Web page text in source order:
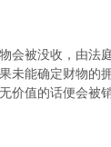
之含义
丧失时效的定
之定罪的情况
会被没收，由法
未能确定财物的
价值的话便会被